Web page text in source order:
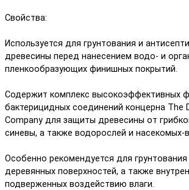
Свойства:
Используется для грунтования и
древесины перед нанесением водо- и
пленкообразующих финишных покрытий.
Содержит комплекс высокоэффективных
бактерицидных соединений концерна The
Company для защиты древесины от
синевы, а также водорослей и насекомых-
Особенно рекомендуется для
деревянных поверхностей, а также
подверженных воздействию влаги.